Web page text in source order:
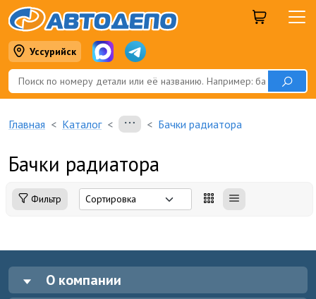
Уссурийск
Главная Каталог Бачки радиатора
Бачки радиатора
Фильтр
О компании